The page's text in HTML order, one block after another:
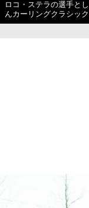
ロコ・ステラの選手と
んカーリングクラシッ